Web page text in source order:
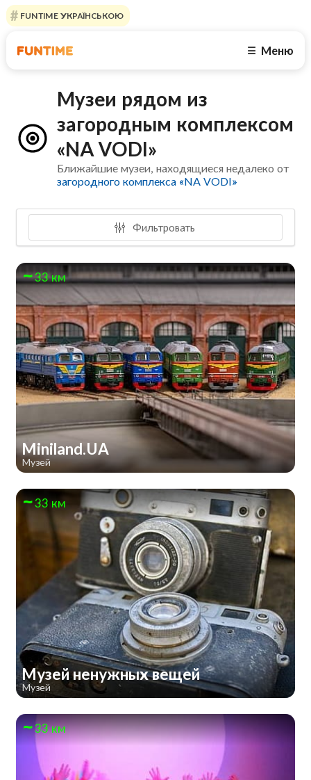
FUNTIME УКРАЇНСЬКОЮ
☰ Меню
Музеи рядом из
загородным комплексом
«NA VODI»
Ближайшие музеи, находящиеся недалеко от
загородного комплекса «NA VODI»
Фильтровать
33 км
Miniland.UA
Музей
33 км
Музей ненужных вещей
Музей
33 км